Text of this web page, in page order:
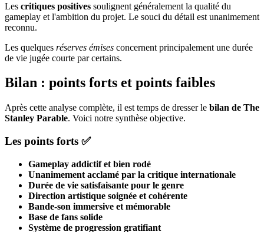
Les critiques positives soulignent généralement la qualité du
gameplay et l'ambition du projet. Le souci du détail est unanimement
reconnu.
Les quelques réserves émises concernent principalement une durée
de vie jugée courte par certains.
Bilan : points forts et points faibles
Après cette analyse complète, il est temps de dresser le bilan de The
Stanley Parable. Voici notre synthèse objective.
Les points forts ✅
Gameplay addictif et bien rodé
Unanimement acclamé par la critique internationale
Durée de vie satisfaisante pour le genre
Direction artistique soignée et cohérente
Bande-son immersive et mémorable
Base de fans solide
Système de progression gratifiant